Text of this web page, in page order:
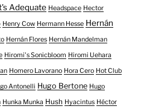
Adequate Headspace Hector
Henry Cow Hermann Hesse Hernán
Hernán Flores Hernán Mandelman
Hiromi's Sonicbloom Hiromi Uehara
Homero Lavorano Hora Cero Hot Club
Antonelli Hugo Bertone Hugo
Hunka Munka Hush Hyacintus Héctor